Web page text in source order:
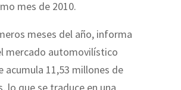
mes de 2010.
meses del año, informa
mercado automovilístico
acumula 11,53 millones de
lo que se traduce en una